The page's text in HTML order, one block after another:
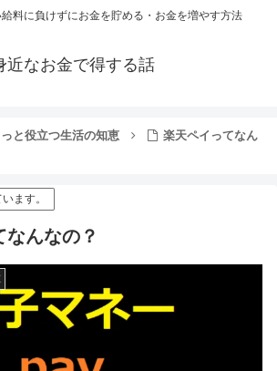
料に負けずにお金を貯める・お金を増やす方法
近なお金で得する話
と役立つ生活の知恵
楽天ペイってなん
ます。
んなの？